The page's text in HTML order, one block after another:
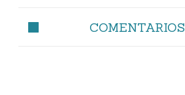
COMENTARIOS